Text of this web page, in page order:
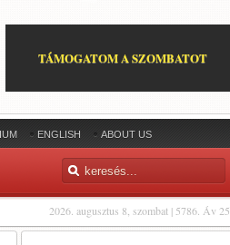
TÁMOGATOM A SZOMBATOT
ENGLISH ABOUT US
2026. augusztus 8, szombat | 5786. Áv 25